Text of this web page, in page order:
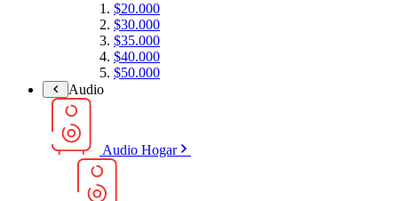
$20.000
$30.000
$35.000
$40.000
$50.000
Audio
Audio Hogar